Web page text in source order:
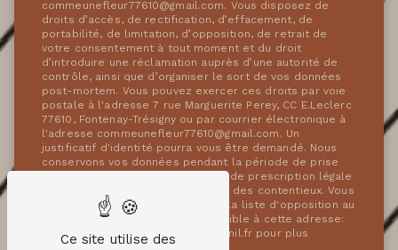
commeunefleur77610@gmail.com. Vous disposez de
droits d’accès, de rectification, d’effacement, de
portabilité, de limitation, d’opposition, de retrait de
votre consentement à tout moment et du droit
d’introduire une réclamation auprès d’une autorité de
contrôle, ainsi que d’organiser le sort de vos données
post-mortem. Vous pouvez exercer ces droits par voie
postale à l'adresse 7 rue Marguerite Perey, CC E.Leclerc
77610, Fontenay-Trésigny ou par courrier électronique à
l'adresse commeunefleur77610@gmail.com. Un
justificatif d'identité pourra vous être demandé. Nous
conservons vos données pendant la période de prise
de contact puis pendant la durée de prescription légale
aux fins probatoires et de gestion des contentieux. Vous
avez le droit de vous inscrire sur la liste d'opposition au
démarchage téléphonique, disponible à cette adresse:
Bloctel.gouv.fr . Consultez le site cnil.fr pour plus
Ce site utilise des